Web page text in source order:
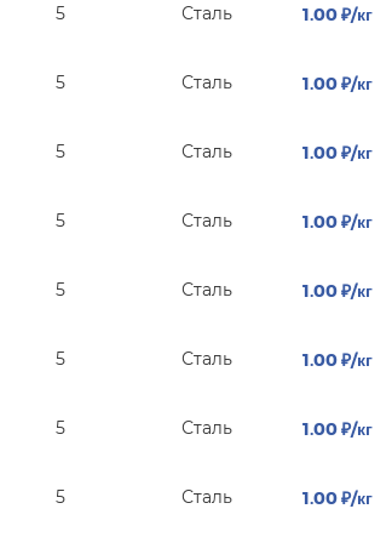
5 Сталь 1.00 ₽/кг
5 Сталь 1.00 ₽/кг
5 Сталь 1.00 ₽/кг
5 Сталь 1.00 ₽/кг
5 Сталь 1.00 ₽/кг
5 Сталь 1.00 ₽/кг
5 Сталь 1.00 ₽/кг
5 Сталь 1.00 ₽/кг